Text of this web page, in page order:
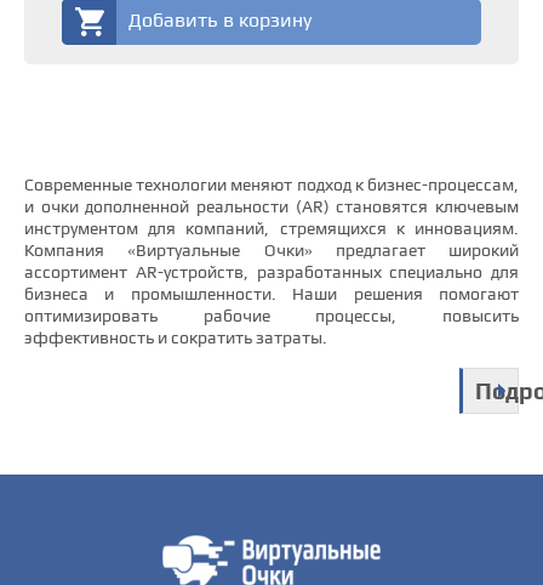
Добавить в корзину
Современные технологии меняют подход к бизнес-процессам,
и очки дополненной реальности (AR) становятся ключевым
инструментом для компаний, стремящихся к инновациям.
Компания «Виртуальные Очки» предлагает широкий
ассортимент AR-устройств, разработанных специально для
бизнеса и промышленности. Наши решения помогают
оптимизировать рабочие процессы, повысить
эффективность и сократить затраты.